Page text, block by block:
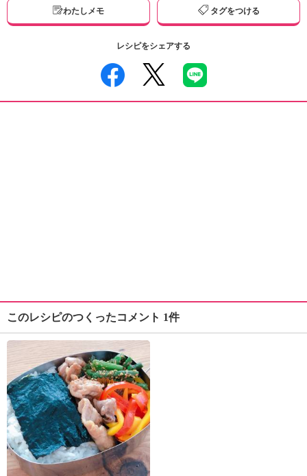
わたしメモ タグをつける
レシピをシェアする
このレシピのつくったコメント 1件